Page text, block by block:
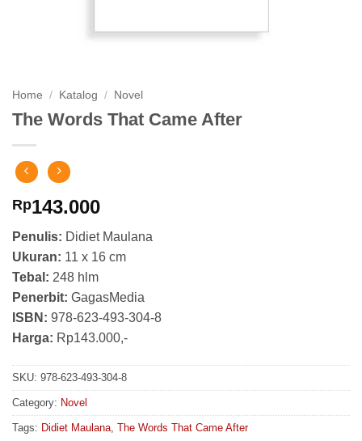
Home / Katalog / Novel
The Words That Came After
Rp143.000
Penulis: Didiet Maulana
Ukuran: 11 x 16 cm
Tebal: 248 hlm
Penerbit: GagasMedia
ISBN: 978-623-493-304-8
Harga: Rp143.000,-
SKU: 978-623-493-304-8
Category: Novel
Tags: Didiet Maulana, The Words That Came After